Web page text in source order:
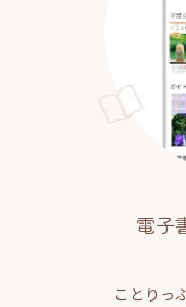
電子
ことりっ